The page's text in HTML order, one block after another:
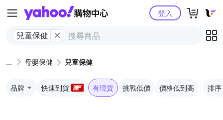
Yahoo購物中心
兒童保健
登入
母嬰保健 兒童保健
品牌 快速到貨 有現貨 挑戰低價 價格低到高 排序